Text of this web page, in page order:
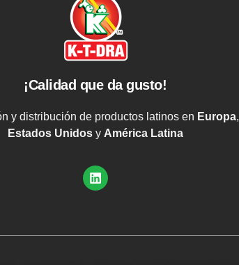
¡Calidad que da gusto!
y distribución de productos latinos en Europa,
Estados Unidosy América Latina